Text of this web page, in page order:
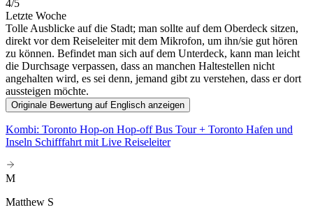
4/5
Letzte Woche
Tolle Ausblicke auf die Stadt; man sollte auf dem Oberdeck sitzen,
direkt vor dem Reiseleiter mit dem Mikrofon, um ihn/sie gut hören
zu können. Befindet man sich auf dem Unterdeck, kann man leicht
die Durchsage verpassen, dass an manchen Haltestellen nicht
angehalten wird, es sei denn, jemand gibt zu verstehen, dass er dort
aussteigen möchte.
Originale Bewertung auf Englisch anzeigen
Kombi: Toronto Hop-on Hop-off Bus Tour + Toronto Hafen und
Inseln Schifffahrt mit Live Reiseleiter
M
Matthew S